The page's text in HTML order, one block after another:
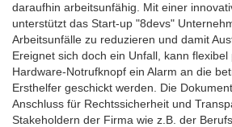
daraufhin arbeitsunfähig. Mit einer
unterstützt das Start-up "8devs"
Arbeitsunfälle zu reduzieren und damit
Ereignet sich doch ein Unfall, kann flexibel
Hardware-Notrufknopf ein Alarm an die
Ersthelfer geschickt werden. Die
Anschluss für Rechtssicherheit und
Stakeholdern der Firma wie z.B. der